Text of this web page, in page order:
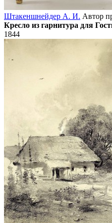
Штакеншнейдер А. И. Автор
Кресло из гарнитура для
1844